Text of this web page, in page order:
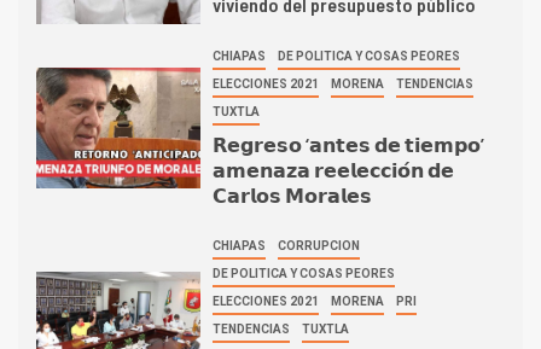
viviendo del presupuesto público
CHIAPAS DE POLITICA Y COSAS PEORES
ELECCIONES 2021 MORENA TENDENCIAS
TUXTLA
𝗥𝗲𝗴𝗿𝗲𝘀𝗼 ‘𝗮𝗻𝘁𝗲𝘀 𝗱𝗲 𝘁𝗶𝗲𝗺𝗽𝗼’
𝗮𝗺𝗲𝗻𝗮𝘇𝗮 𝗿𝗲𝗲𝗹𝗲𝗰𝗰𝗶𝗼́𝗻 𝗱𝗲
𝗖𝗮𝗿𝗹𝗼𝘀 𝗠𝗼𝗿𝗮𝗹𝗲𝘀
CHIAPAS CORRUPCION
DE POLITICA Y COSAS PEORES
ELECCIONES 2021 MORENA PRI
TENDENCIAS TUXTLA